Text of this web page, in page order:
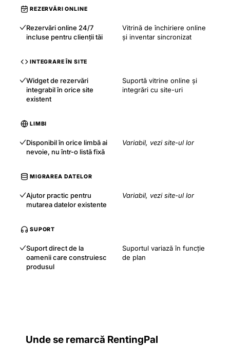
REZERVĂRI ONLINE
Rezervări online 24/7
incluse pentru clienții tăi
Vitrină de închiriere online
și inventar sincronizat
INTEGRARE ÎN SITE
Widget de rezervări
integrabil în orice site
existent
Suportă vitrine online și
integrări cu site-uri
LIMBI
Disponibil în orice limbă ai
nevoie, nu într-o listă fixă
Variabil, vezi site-ul lor
MIGRAREA DATELOR
Ajutor practic pentru
mutarea datelor existente
Variabil, vezi site-ul lor
SUPORT
Suport direct de la
oamenii care construiesc
produsul
Suportul variază în funcție
de plan
Unde se remarcă RentingPal